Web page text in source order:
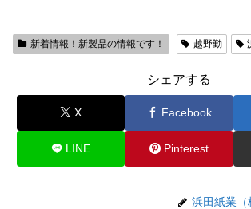
新着情報！新製品の情報です！ 越野勤
シェアする
X Facebook
LINE Pinterest
浜田紙業